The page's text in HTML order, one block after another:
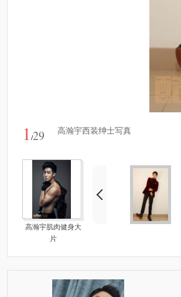
1/29 高瀚宇西装绅士写真
高瀚宇肌肉健身大
片